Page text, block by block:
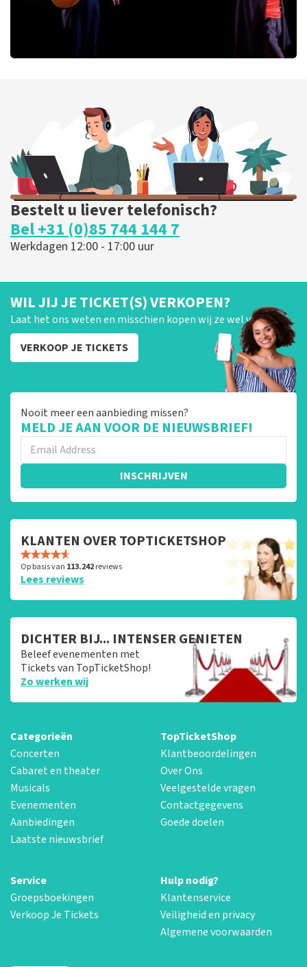
BESTEL NU
Bestelt u liever telefonisch?
Bel +31 (0)85 744 144 7
Werkdagen 12:00 - 17:00 uur
WIL JIJ JE TICKET(S) VERKOPEN?
Laat het ons weten en misschien kopen wij ze wel van je!
VERKOOP JE TICKETS
Nooit meer een aanbieding missen?
MELD JE AAN VOOR DE NIEUWSBRIEF!
INSCHRIJVEN
KLANTEN OVER TOPTICKETSHOP
Op basis van 113.242reviews
Lees reviews
DICHTER BIJ... INTENSER GENIETEN
Beleef evenementen met
Tickets van TopTicketShop!
Zo werken wij
Categorieën
Concerten
Cabaret en theater
Musicals
Evenementen
Aanbiedingen
Laatste nieuwsbrief
TopTicketShop
Klantbeoordelingen
Over Ons
Veelgestelde vragen
Contactgegevens
Goede doelen
Service
Groepsboekingen
Verkoop Je Tickets
Hulp nodig?
Klantenservice
Veiligheid en privacy
Algemene voorwaarden